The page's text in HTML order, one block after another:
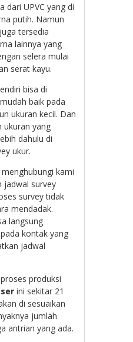
dari UPVC yang di
putih. Namun
tersedia
lainnya yang
selera mulai
serat kayu.
bisa di
baik pada
ukuran kecil. Dan
ukuran yang
dahulu di
ukur.
kami
jadwal survey
survey tidak
mendadak.
langsung
kontak yang
jadwal
produksi
ini sekitar 21
di sesuaikan
jumlah
antrian yang ada.